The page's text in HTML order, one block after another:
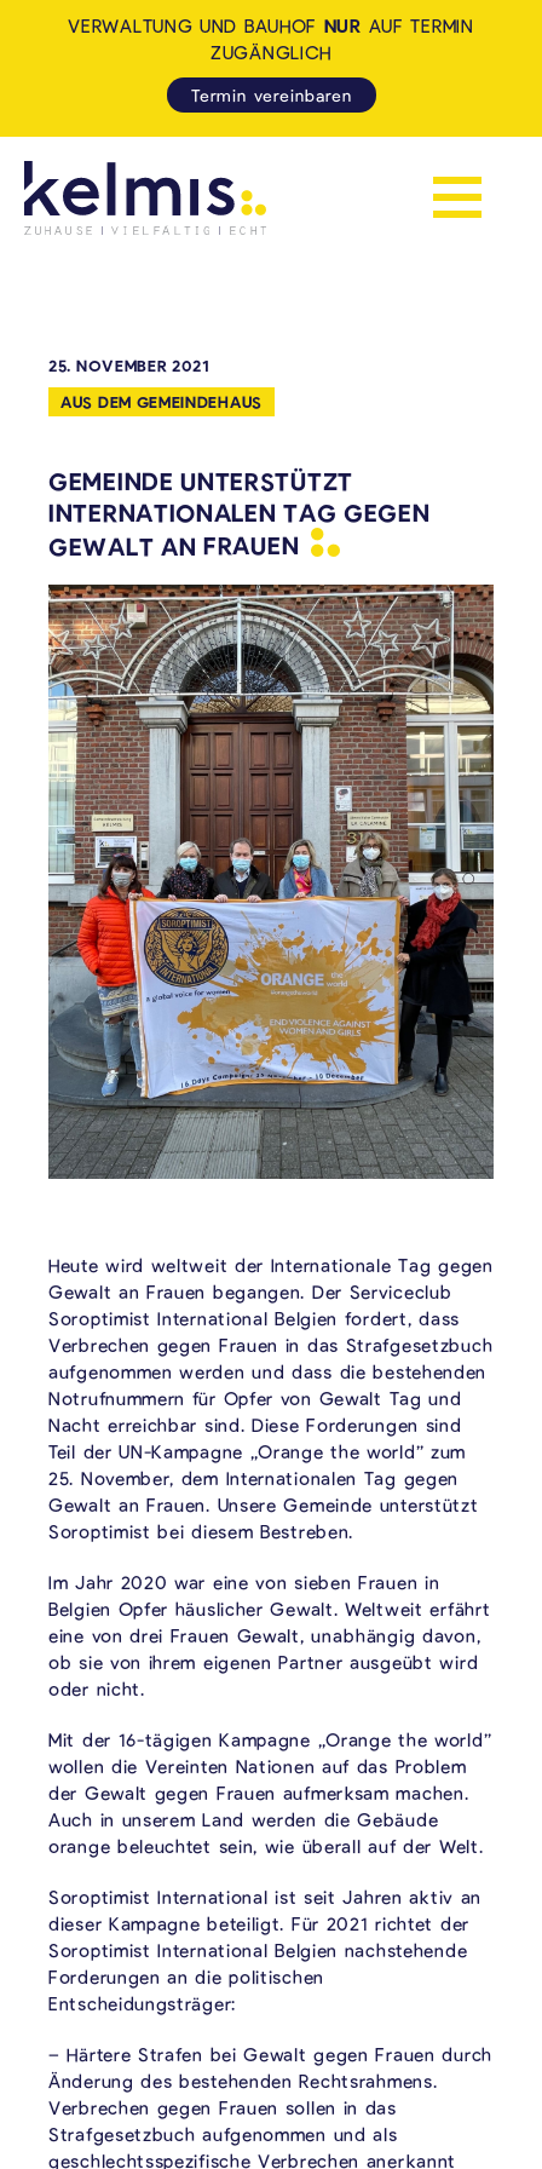
Navigation
VERWALTUNG UND BAUHOF NUR AUF TERMIN
ZUGÄNGLICH
Termin vereinbaren
25. NOVEMBER 2021
AUS DEM GEMEINDEHAUS
GEMEINDE UNTERSTÜTZT
INTERNATIONALEN TAG GEGEN
GEWALT AN FRAUEN
Heute wird weltweit der Internationale Tag gegen
Gewalt an Frauen begangen. Der Serviceclub
Soroptimist International Belgien fordert, dass
Verbrechen gegen Frauen in das Strafgesetzbuch
aufgenommen werden und dass die bestehenden
Notrufnummern für Opfer von Gewalt Tag und
Nacht erreichbar sind. Diese Forderungen sind
Teil der UN-Kampagne „Orange the world” zum
25. November, dem Internationalen Tag gegen
Gewalt an Frauen. Unsere Gemeinde unterstützt
Soroptimist bei diesem Bestreben.
Im Jahr 2020 war eine von sieben Frauen in
Belgien Opfer häuslicher Gewalt. Weltweit erfährt
eine von drei Frauen Gewalt, unabhängig davon,
ob sie von ihrem eigenen Partner ausgeübt wird
oder nicht.
Mit der 16-tägigen Kampagne „Orange the world”
wollen die Vereinten Nationen auf das Problem
der Gewalt gegen Frauen aufmerksam machen.
Auch in unserem Land werden die Gebäude
orange beleuchtet sein, wie überall auf der Welt.
Soroptimist International ist seit Jahren aktiv an
dieser Kampagne beteiligt. Für 2021 richtet der
Soroptimist International Belgien nachstehende
Forderungen an die politischen
Entscheidungsträger:
– Härtere Strafen bei Gewalt gegen Frauen durch
Änderung des bestehenden Rechtsrahmens.
Verbrechen gegen Frauen sollen in das
Strafgesetzbuch aufgenommen und als
geschlechtsspezifische Verbrechen anerkannt